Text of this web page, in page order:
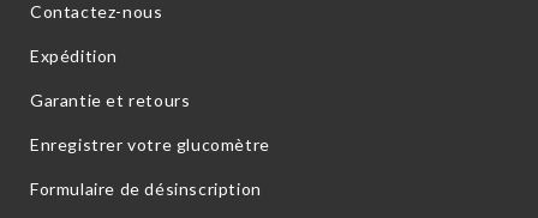
Contactez-nous
Expédition
Garantie et retours
Enregistrer votre glucomètre
Formulaire de désinscription